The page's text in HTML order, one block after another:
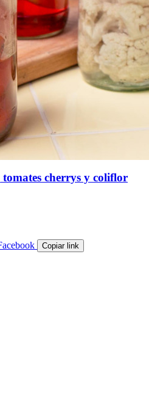
tomates cherrys y coliflor
Copiar link